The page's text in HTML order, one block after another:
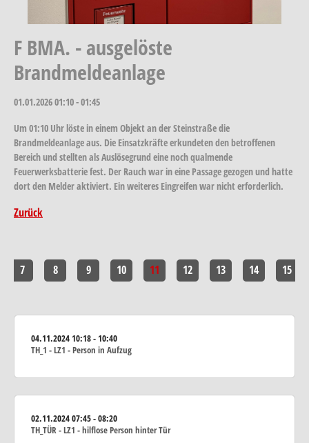
F BMA. - ausgelöste
Brandmeldeanlage
01.01.202601:10 - 01:45
Um 01:10 Uhr löste in einem Objekt an der Steinstraße die
Brandmeldeanlage aus. Die Einsatzkräfte erkundeten den betroffenen
Bereich und stellten als Auslösegrund eine noch qualmende
Feuerwerksbatterie fest. Der Rauch war in eine Passage gezogen und hatte
dort den Melder aktiviert. Ein weiteres Eingreifen war nicht erforderlich.
Zurück
7 8 9 10 11 12 13 14 15
04.11.202410:18 - 10:40
TH_1 - LZ1 - Person in Aufzug
02.11.202407:45 - 08:20
TH_TÜR - LZ1 - hilflose Person hinter Tür